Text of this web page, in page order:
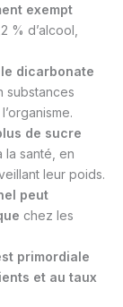
exempt
% d’alcool,
dicarbonate
substances
de sucre
la santé, en
leur poids.
peut
chez les
primordiale
et au taux